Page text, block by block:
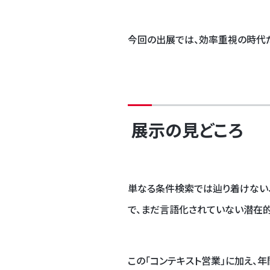
今回の出展では、効率重視の時代
展示の見どころ
単なる条件検索では辿り着けない
で、まだ言語化されていない潜在
この「コンテキスト営業」に加え